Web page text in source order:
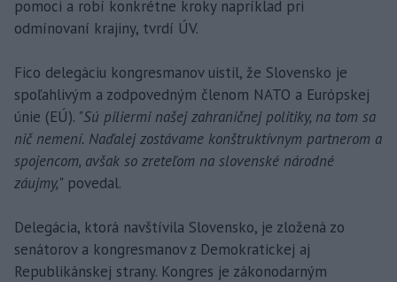
pomoci a robí konkrétne kroky napríklad pri
odmínovaní krajiny, tvrdí ÚV.
Fico delegáciu kongresmanov uistil, že Slovensko je
spoľahlivým a zodpovedným členom NATO a Európskej
únie (EÚ). "Sú piliermi našej zahraničnej politiky, na tom sa
nič nemení. Naďalej zostávame konštruktívnym partnerom a
spojencom, avšak so zreteľom na slovenské národné
záujmy," povedal.
Delegácia, ktorá navštívila Slovensko, je zložená zo
senátorov a kongresmanov z Demokratickej aj
Republikánskej strany. Kongres je zákonodarným